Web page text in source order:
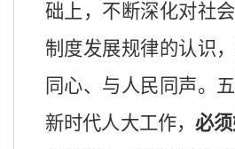
础上，不断深化对社
制度发展规律的认识
同心、与人民同声。
新时代人大工作，必